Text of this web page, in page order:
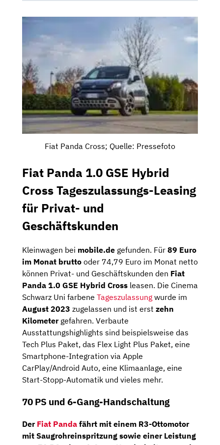
Fiat Panda Cross; Quelle: Pressefoto
Fiat Panda 1.0 GSE Hybrid
Cross Tageszulassungs-Leasing
für Privat- und
Geschäftskunden
Kleinwagen bei mobile.de gefunden. Für 89 Euro
im Monat brutto oder 74,79 Euro im Monat netto
können Privat- und Geschäftskunden den Fiat
Panda 1.0 GSE Hybrid Cross leasen. Die Cinema
Schwarz Uni farbene Tageszulassung wurde im
August 2023 zugelassen und ist erst zehn
Kilometergefahren. Verbaute
Ausstattungshighlights sind beispielsweise das
Tech Plus Paket, das Flex Light Plus Paket, eine
Smartphone-Integration via Apple
CarPlay/Android Auto, eine Klimaanlage, eine
Start-Stopp-Automatik und vieles mehr.
70 PS und 6-Gang-Handschaltung
Der Fiat Panda fährt mit einem R3-Ottomotor
mit Saugrohreinspritzung sowie einer Leistung